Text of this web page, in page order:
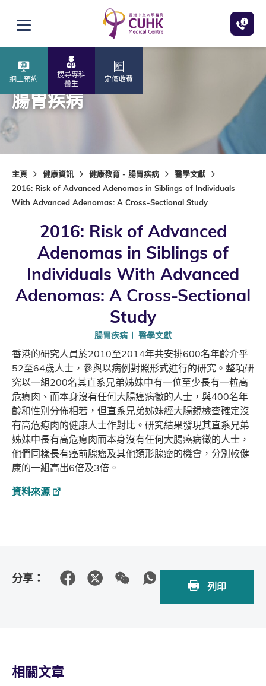
打開選單
網上預約
搜尋專科
醫生
定價收費
腸胃疾病
主頁 健康資訊 健康教育 - 腸胃疾病
醫學文獻
2016: Risk of Advanced Adenomas in Siblings of Individuals
With Advanced Adenomas: A Cross-Sectional Study
2016: Risk of Advanced
Adenomas in Siblings of
Individuals With Advanced
Adenomas: A Cross-Sectional
Study
腸胃疾病 醫學文獻
香港的研究人員於2010至2014年共安排600名年齡介乎
52至64歲人士，參與以病例對照形式進行的研究。整項研
究以一組200名其直系兄弟姊妹中有一位至少長有一粒高
危瘜肉、而本身沒有任何大腸癌病徵的人士，與400名年
齡和性別分佈相若，但直系兄弟姊妹經大腸鏡檢查確定沒
有高危瘜肉的健康人士作對比。研究結果發現其直系兄弟
姊妹中長有高危瘜肉而本身沒有任何大腸癌病徵的人士，
他們同樣長有癌前腺瘤及其他類形腺瘤的機會，分別較健
康的一組高出6倍及3倍。
資料來源
分享：
列印
相關文章